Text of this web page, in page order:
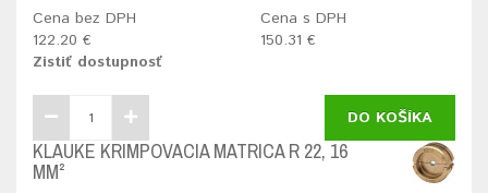
Cena bez DPH
122.20 €
Cena s DPH
150.31 €
Zistiť dostupnosť
DO KOŠÍKA
KLAUKE KRIMPOVACIA MATRICA R 22, 16
MM²